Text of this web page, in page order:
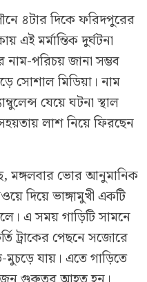
৪টার দিকে ফরিদপুরের
এই মর্মান্তিক দুর্ঘটনা
নাম-পরিচয় জানা সম্ভব
সোশাল মিডিয়া। নাম
যেয়ে ঘটনা স্থাল
লাশ নিয়ে ফিরছেন
মঙ্গলবার ভোর আনুমানিক
দিয়ে ভাঙ্গামুখী একটি
এ সময় গাড়িটি সামনে
ট্রাকের পেছনে সজোরে
মুচড়ে যায়। এতে গাড়িতে